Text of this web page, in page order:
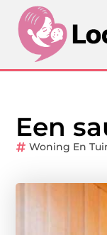
Een
Woning En